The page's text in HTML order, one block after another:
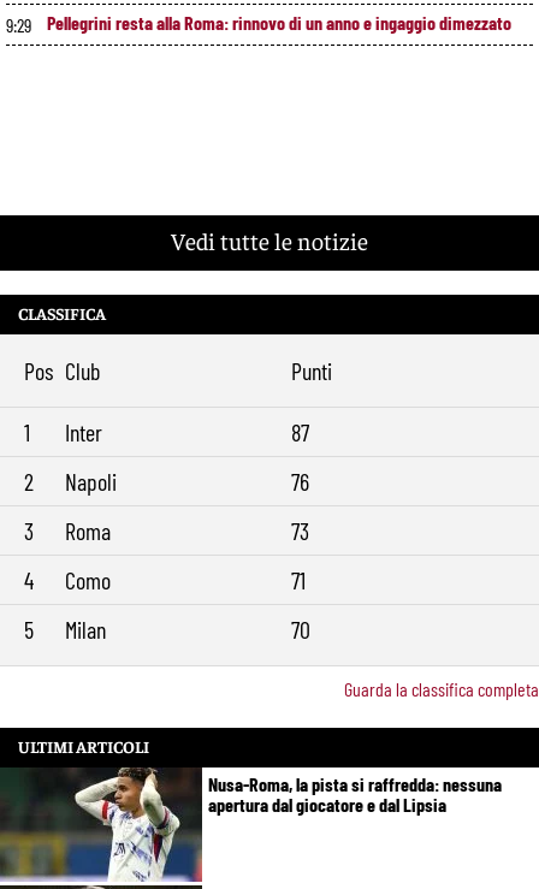
9:29
Pellegrini resta alla Roma: rinnovo di un anno e ingaggio dimezzato
Vedi tutte le notizie
CLASSIFICA
Pos Club Punti
1 Inter
87
2
Napoli
76
3
Roma
73
4
Como
71
5
Milan 70
Guarda la classifica completa
ULTIMI ARTICOLI
Nusa-Roma, la pista si raffredda: nessuna
apertura dal giocatore e dal Lipsia